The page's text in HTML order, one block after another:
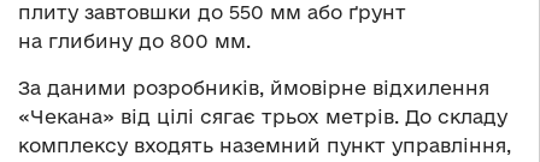
плиту завтовшки до 550 мм або ґрунт
на глибину до 800 мм.
За даними розробників, ймовірне відхилення
«Чекана» від цілі сягає трьох метрів. До складу
комплексу входять наземний пункт управління,